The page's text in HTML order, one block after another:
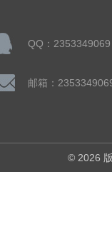
QQ：2353349069
邮箱：
© 2026